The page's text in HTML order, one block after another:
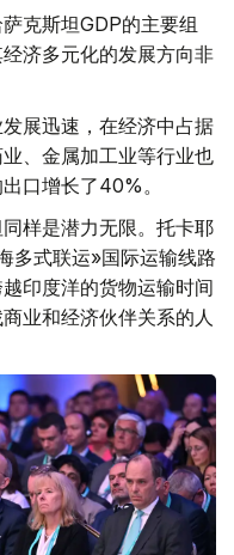
克斯坦GDP的主要组
济多元化的发展方向非
展迅速，在经济中占据
、金属加工业等行业也
口增长了40%。
样是潜力无限。托卡耶
多式联运»国际运输线路
印度洋的货物运输时间
业和经济伙伴关系的人